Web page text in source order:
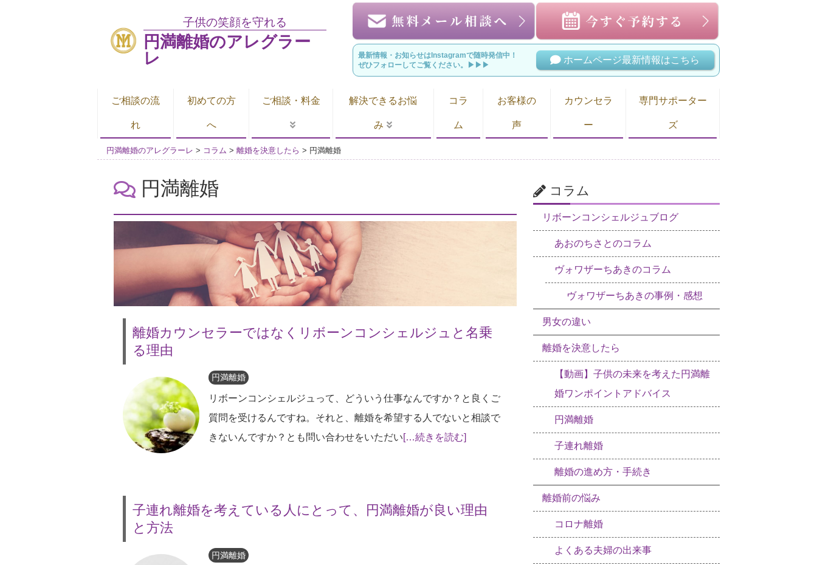
子供の笑顔を守れる
円満離婚のアレグラー
レ
ホームページ最新情報はこちら
最新情報・お知らせはInstagramで随時発信中！
ぜひフォローしてご覧ください。▶︎▶︎▶︎
ご相談の流
れ
初めての方
へ
ご相談・料金 解決できるお悩
み
コラ
ム
お客様の
声
カウンセラ
ー
専門サポーター
ズ
円満離婚のアレグラーレ > コラム > 離婚を決意したら > 円満離婚
円満離婚
離婚カウンセラーではなくリボーンコンシェルジュと名乗
る理由
円満離婚
リボーンコンシェルジュって、どういう仕事なんですか？と良くご
質問を受けるんですね。それと、離婚を希望する人でないと相談で
きないんですか？とも問い合わせをいただい[…続きを読む]
子連れ離婚を考えている人にとって、円満離婚が良い理由
と方法
円満離婚
コラム
リボーンコンシェルジュブログ
あおのちさとのコラム
ヴォワザーちあきのコラム
ヴォワザーちあきの事例・感想
男女の違い
離婚を決意したら
【動画】子供の未来を考えた円満離
婚ワンポイントアドバイス
円満離婚
子連れ離婚
離婚の進め方・手続き
離婚前の悩み
コロナ離婚
よくある夫婦の出来事